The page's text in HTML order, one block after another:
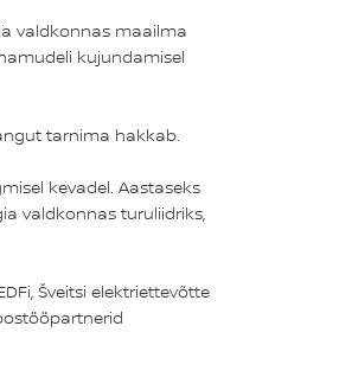
valdkonnas maailma
kujundamisel
tarnima hakkab.
kevadel. Aastaseks
valdkonnas turuliidriks,
Šveitsi elektriettevõtte